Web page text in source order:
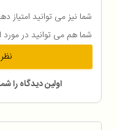
شما نیز می توانید امتیاز
شما هم می توانید در
اولین دیدگاه را